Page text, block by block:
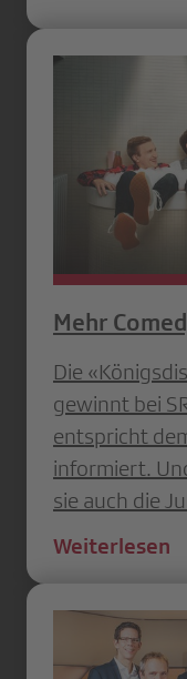
Mehr
Die
gewinnt bei
entspricht
informiert.
sie auch die
Weiterlesen